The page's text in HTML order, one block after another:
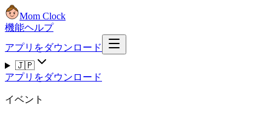
Mom Clock
機能ヘルプ
アプリをダウンロード
🇯🇵
アプリをダウンロード
イベント